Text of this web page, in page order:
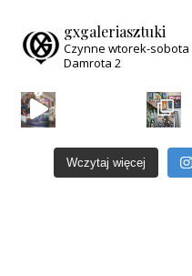
gxgaleriasztuki
Czynne wtorek-sobota
Damrota 2
Wczytaj więcej